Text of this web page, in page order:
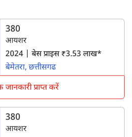
380
आयशर
2024 | बेस प्राइस ₹3.53 लाख*
बेमेतरा, छत्तीसगढ
प्राप्त करें
380
आयशर